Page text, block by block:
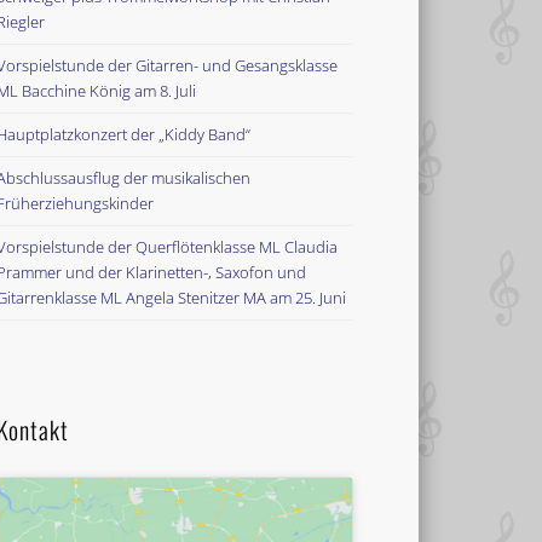
der Gitarren- und Gesangsklasse
Bacchine König am 8. Juli
der „Kiddy Band“
der musikalischen
der Querflötenklasse ML Claudia
und der Klarinetten-, Saxofon und
ML Angela Stenitzer MA am 25. Juni